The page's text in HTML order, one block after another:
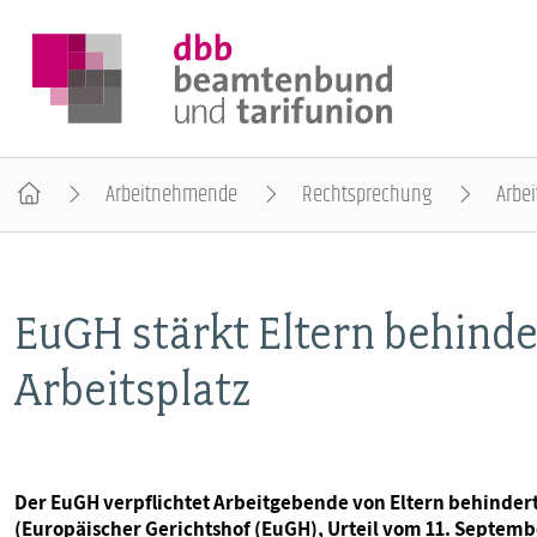
BEAMTINNEN & BEAMTE
ARBEITNEHMENDE
POLITIK & POSITIONEN
Arbeitnehmende Rechtsprechung
EuGH stärkt Eltern
Arbeitsplatz
Der EuGH verpflichtet Arbeitgebende von Eltern
(Europäischer Gerichtshof (EuGH), Urteil vom 11.